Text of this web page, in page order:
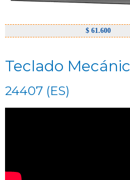
$ 61.600
Teclado
24407 (ES)